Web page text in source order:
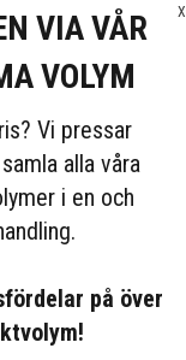
X
VIA VÅR
VOLYM
Vi pressar
alla våra
i en och
på över